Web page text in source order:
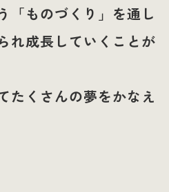
「ものづくり」を通し
れ成長していくことが
たくさんの夢をかなえ